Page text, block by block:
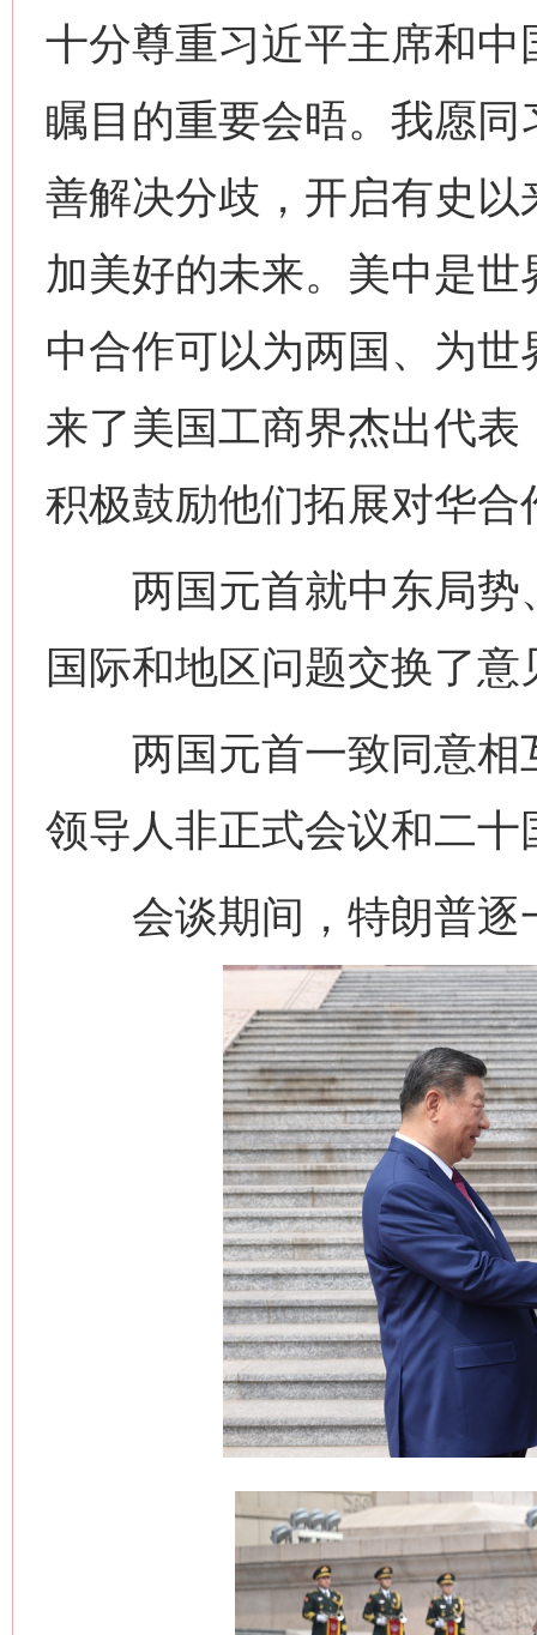
十分尊重习近平主席和
瞩目的重要会晤。我愿
善解决分歧，开启有史
加美好的未来。美中是
中合作可以为两国、为
来了美国工商界杰出代
积极鼓励他们拓展对华合
两国元首就中东局势
国际和地区问题交换了意
两国元首一致同意相
领导人非正式会议和二十
会谈期间，特朗普逐